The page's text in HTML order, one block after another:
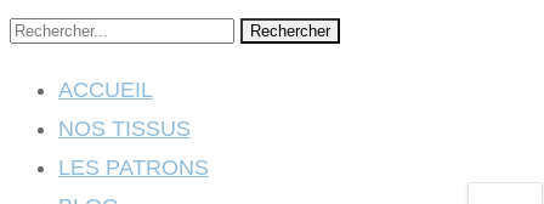
Rechercher
ACCUEIL
NOS TISSUS
LES PATRONS